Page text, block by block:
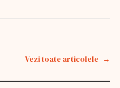
Vezi toate articolele